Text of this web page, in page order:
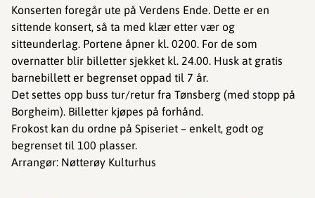
Konserten foregår ute på Verdens Ende. Dette er en
sittende konsert, så ta med klær etter vær og
sitteunderlag. Portene åpner kl. 0200. For de som
overnatter blir billetter sjekket kl. 24.00. Husk at gratis
barnebillett er begrenset oppad til 7 år.
Det settes opp buss tur/retur fra Tønsberg (med stopp på
Borgheim). Billetter kjøpes på forhånd.
Frokost kan du ordne på Spiseriet – enkelt, godt og
begrenset til 100 plasser.
Arrangør: Nøtterøy Kulturhus